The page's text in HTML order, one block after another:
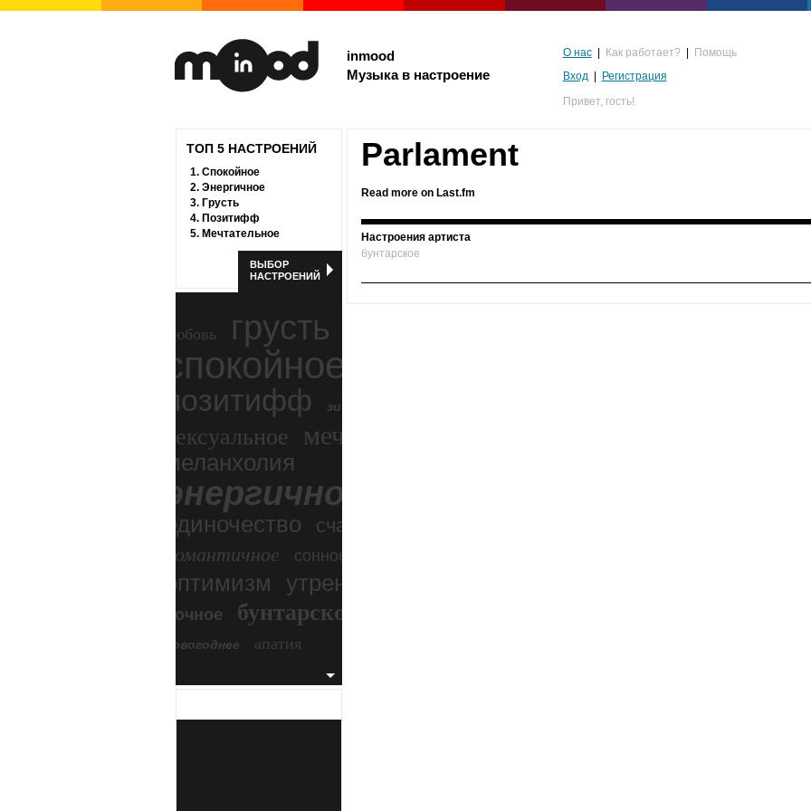
inmood
Музыка в настроение
О нас Как работает?
Помощь
Вход
Регистрация
Привет, гость!
ТОП 5 НАСТРОЕНИЙ
1. Спокойное
2. Энергичное
3. Грусть
4. Позитифф
5. Мечтательное
ВЫБОР
НАСТРОЕНИЙ
любовь грусть
спокойное
позитифф зимний экстрим
сексуальное мечтательное
меланхолия
энергичное
одиночество счастье
романтичное сонное
оптимизм утреннее
ночное бунтарское
новогоднее
апатия
Parlament
Read more on Last.fm
Настроения артиста
бунтарское